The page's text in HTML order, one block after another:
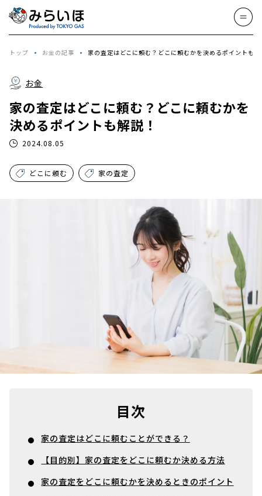
トップ お金の記事 家の査定はどこに頼む？どこに頼むかを決めるポイントも
お金
家の査定はどこに頼む？どこに頼むかを
決めるポイントも解説！
2024.08.05
どこに頼む 家の査定
目次
家の査定はどこに頼むことができる？
【目的別】家の査定をどこに頼むか決める方法
家の査定をどこに頼むかを決めるときのポイント